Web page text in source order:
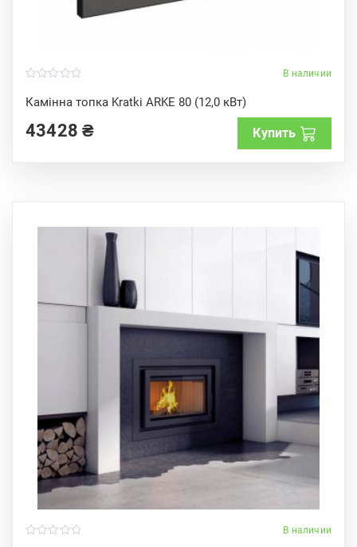
В наличии
Камінна топка Kratki ARKE 80 (12,0 кВт)
o
u
o
f
43428₴ Купить
В наличии